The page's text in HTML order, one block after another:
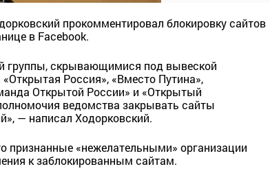
прокомментировал блокировку сайтов
в Facebook.
группы, скрывающимися под вывеской
Россия», «Вместо Путина»,
Открытой России» и «Открытый
ведомства закрывать сайты
— написал Ходорковский.
признанные «нежелательными» организации
к заблокированным сайтам.